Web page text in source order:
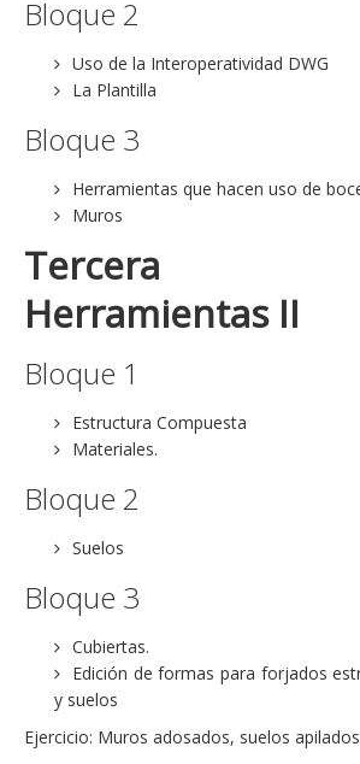
Bloque 2
Uso de la Interoperatividad DWG
La Plantilla
Bloque 3
Herramientas que hacen uso de
Muros
Tercera
Herramientas II
Bloque 1
Estructura Compuesta
Materiales.
Bloque 2
Suelos
Bloque 3
Cubiertas.
Edición de formas para forjados
y suelos
Ejercicio: Muros adosados, suelos